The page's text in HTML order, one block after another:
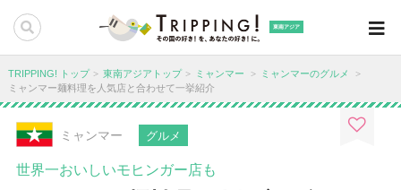
東南アジア
TRIPPING! トップ 東南アジアトップ ミャンマー
ミャンマーのグルメ
ミャンマー麺料理を人気店と合わせて一挙紹介
ミャンマー グルメ
世界一おいしいモヒンガー店も